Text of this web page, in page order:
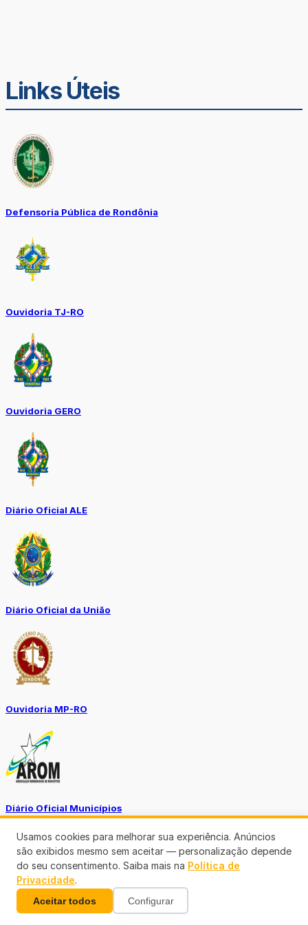
Links Úteis
Defensoria Pública de Rondônia
Ouvidoria TJ-RO
Ouvidoria GERO
Diário Oficial ALE
Diário Oficial da União
Ouvidoria MP-RO
Diário Oficial Municípios
Diario Oficial Justiça
Usamos cookies para melhorar sua experiência. Anúncios
são exibidos mesmo sem aceitar — personalização depende
do seu consentimento. Saiba mais na Política de
Privacidade.
Aceitar todos Configurar